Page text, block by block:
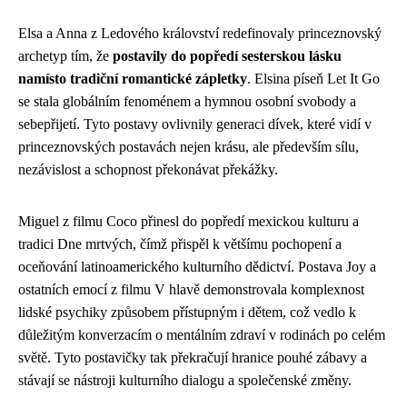
Elsa a Anna z Ledového království redefinovaly princeznovský
archetyp tím, že postavily do popředí sesterskou lásku
namísto tradiční romantické zápletky. Elsina píseň Let It Go
se stala globálním fenoménem a hymnou osobní svobody a
sebepřijetí. Tyto postavy ovlivnily generaci dívek, které vidí v
princeznovských postavách nejen krásu, ale především sílu,
nezávislost a schopnost překonávat překážky.
Miguel z filmu Coco přinesl do popředí mexickou kulturu a
tradici Dne mrtvých, čímž přispěl k většímu pochopení a
oceňování latinoamerického kulturního dědictví. Postava Joy a
ostatních emocí z filmu V hlavě demonstrovala komplexnost
lidské psychiky způsobem přístupným i dětem, což vedlo k
důležitým konverzacím o mentálním zdraví v rodinách po celém
světě. Tyto postavičky tak překračují hranice pouhé zábavy a
stávají se nástroji kulturního dialogu a společenské změny.